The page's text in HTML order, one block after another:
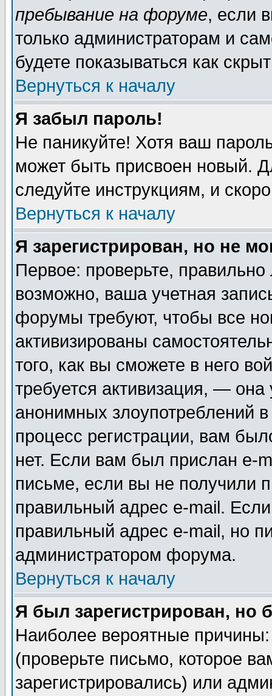
пребывание на форуме, если
только администраторам и
будете показываться как
Вернуться к началу
Я забыл пароль!
Не паникуйте! Хотя ваш
может быть присвоен новый.
следуйте инструкциям, и
Вернуться к началу
Я зарегистрирован, но не
Первое: проверьте,
возможно, ваша учетная
форумы требуют, чтобы все
активизированы
того, как вы сможете в него
требуется активизация, —
анонимных злоупотреблений
процесс регистрации, вам
нет. Если вам был прислан e-
письме, если вы не получили
правильный адрес e-mail.
правильный адрес e-mail, но
администратором форума.
Вернуться к началу
Я был зарегистрирован, но
Наиболее вероятные
(проверьте письмо, которое
зарегистрировались) или